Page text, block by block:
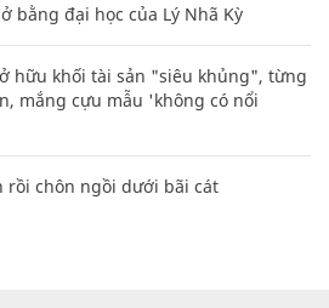
bằng đại học của Lý Nhã Kỳ
hữu khối tài sản "siêu khủng", từng
mắng cựu mẫu 'không có nổi
rồi chôn ngồi dưới bãi cát